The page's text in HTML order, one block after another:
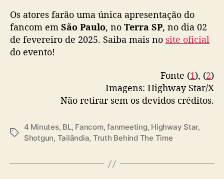
n
o
p
i
m
á
b
d
— Highway Star (@followhwstar) October
28, 2024
Os atores farão uma única apresentação do
fancom em São Paulo, no Terra SP, no dia 02
de fevereiro de 2025. Saiba mais no site oficial
do evento!
Fonte (1), (2)
Imagens: Highway Star/X
Não retirar sem os devidos créditos.
T
s
4 Minutes, BL, Fancom,fanmeeting, Highway Star,
Shotgun, Tailândia, Truth Behind The Time